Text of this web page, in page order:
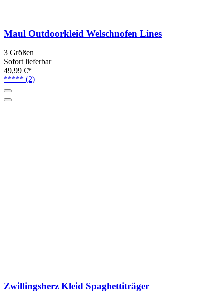
Maul Outdoorkleid Welschnofen Lines
3 Größen
Sofort lieferbar
49,99 €*
***** (2)
Zwillingsherz Kleid Spaghettiträger